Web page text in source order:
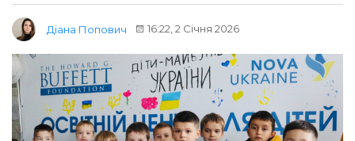
Діана Попович 16:22, 2 Січня 2026